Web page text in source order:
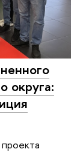
округа: